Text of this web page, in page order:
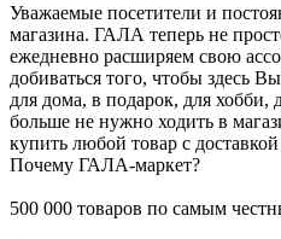
Уважаемые посетители и
магазина. ГАЛА теперь не
ежедневно расширяем свою
добиваться того, чтобы здесь
для дома, в подарок, для
больше не нужно ходить в
купить любой товар с
Почему ГАЛА-маркет?
500 000 товаров по самым